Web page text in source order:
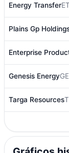
Energy TransferET
Plains Gp
Enterprise
Genesis Energy
Targa Resources